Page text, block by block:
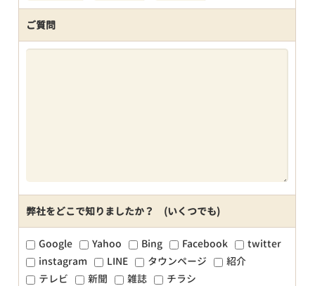
ご質問
弊社をどこで知りましたか？ (いくつでも)
Google Yahoo Bing Facebook
twitter
instagram
LINE タウンページ
紹介
テレビ
新聞 雑誌
チラシ